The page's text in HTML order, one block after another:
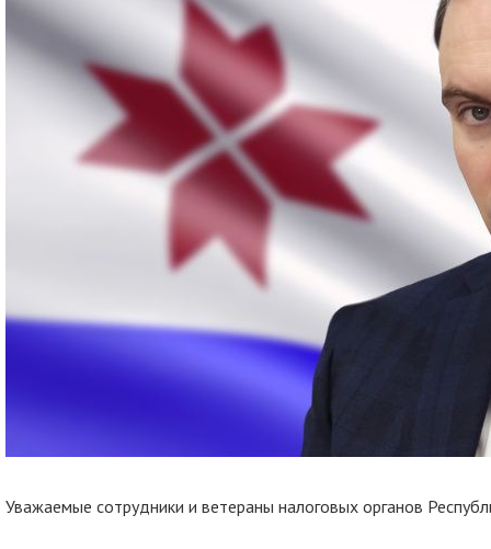
Уважаемые сотрудники и ветераны налоговых органов